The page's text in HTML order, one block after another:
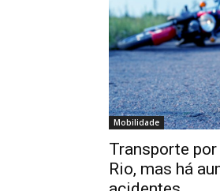
Mobilidade
Transporte
Rio, mas há